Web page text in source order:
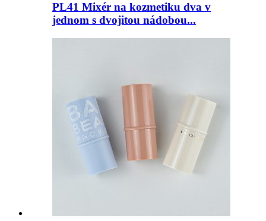
PL41 Mixér na kozmetiku dva v
jednom s dvojitou nádobou...